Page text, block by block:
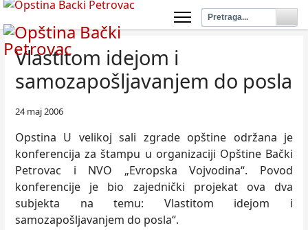
Vlastitom idejom i
samozapošljavanjem do posla
24 maj 2006
Opstina U velikoj sali zgrade opštine održana je
konferencija za štampu u organizaciji Opštine Bački
Petrovac i NVO „Evropska Vojvodina“. Povod
konferencije je bio zajednički projekat ova dva
subjekta na temu: Vlastitom idejom i
samozapošljavanjem do posla“.